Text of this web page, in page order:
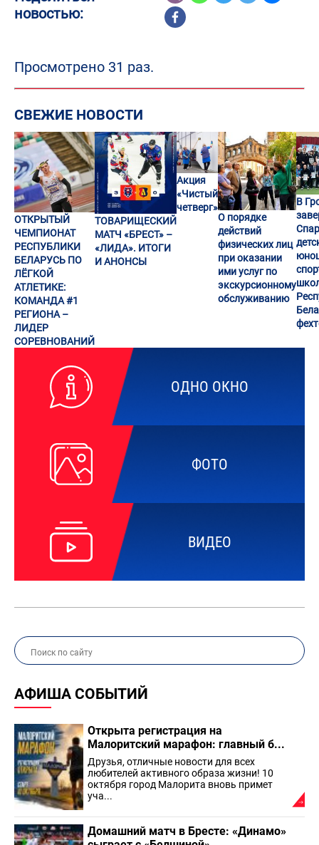
ОДНО ОКНО
ФОТО
ВИДЕО
АФИША СОБЫТИЙ
Открыта регистрация на
Малоритский марафон: главный б...
Друзья, отличные новости для всех
любителей активного образа жизни! 10
октября город Малорита вновь примет
уча...
Домашний матч в Бресте: «Динамо»
новостью:
Просмотрено 31 раз.
СВЕЖИЕ НОВОСТИ
ОТКРЫТЫЙ
ЧЕМПИОНАТ
РЕСПУБЛИКИ
БЕЛАРУСЬ ПО
ЛЁГКОЙ
АТЛЕТИКЕ:
КОМАНДА #1
РЕГИОНА –
ЛИДЕР
СОРЕВНОВАНИЙ
ТОВАРИЩЕСКИЙ
МАТЧ «БРЕСТ» –
«ЛИДА». ИТОГИ
И АНОНСЫ
Акция
«Чистый
четверг»
О порядке
действий
физических лиц
при оказании
ими услуг по
экскурсионному
обслуживанию
В